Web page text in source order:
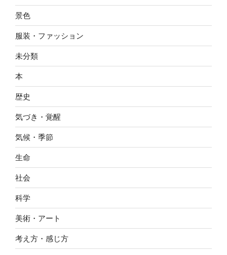
景色
服装・ファッション
未分類
本
歴史
気づき・覚醒
気候・季節
生命
社会
科学
美術・アート
考え方・感じ方